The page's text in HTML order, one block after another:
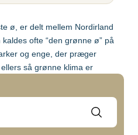
(Imvanex)
Pneumokokker
Polio
Syncytialvirus (RSV)
Skoldkopper (Chicken
ø, er delt mellem Nordirland
ofte “den grønne ø” på
og enge, der præger
så grønne klima er
en stor del af landet
det som minimum, at du
Stivkrampe.